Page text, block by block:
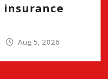
insurance
Aug 5, 2026